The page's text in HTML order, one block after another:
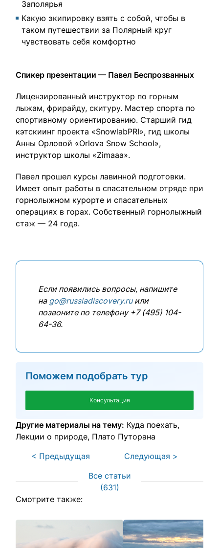
Заполярья
Какую экипировку взять с собой, чтобы в
таком путешествии за Полярный круг
чувствовать себя комфортно
Спикер презентации — Павел Беспрозванных
Лицензированный инструктор по горным
лыжам, фрирайду, скитуру. Мастер спорта по
спортивному ориентированию. Старший гид
кэтскиинг проекта «SnowlabPRI», гид школы
Анны Орловой «Orlova Snow School»,
инструктор школы «Zimaaa».
Павел прошел курсы лавинной подготовки.
Имеет опыт работы в спасательном отряде при
горнолыжном курорте и спасательных
операциях в горах. Собственный горнолыжный
стаж — 24 года.
Если появились вопросы, напишите
на go@russiadiscovery.ruили
позвоните по телефону +7 (495) 104-
64-36.
Поможем подобрать тур
Консультация
Другие материалы на тему: Куда поехать
Лекции о природе Плато Путорана
< Предыдущая
Следующая >
Все статьи
(631)
Смотрите также: